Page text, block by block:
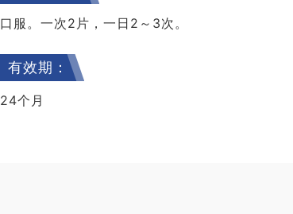
口服。一次2片，一日2～3次。
有效期：
24个月